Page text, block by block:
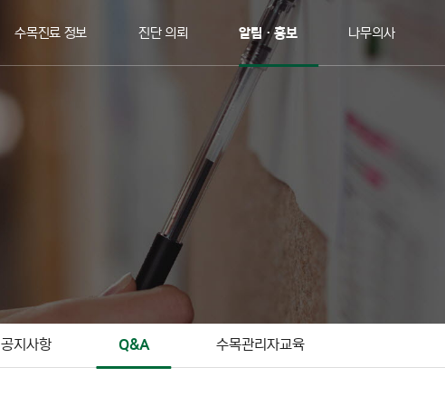
수목진료 정보 진단 의뢰 알림ㆍ홍보 나무의사
공지사항 Q&A 수목관리자교육